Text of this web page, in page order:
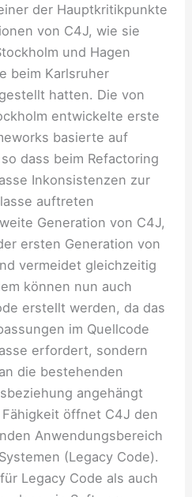
der Hauptkritikpunkte
von C4J, wie sie
und Hagen
beim Karlsruher
hatten. Die von
entwickelte erste
basierte auf
dass beim Refactoring
Inkonsistenzen zur
auftreten
Generation von C4J,
ersten Generation von
vermeidet gleichzeitig
können nun auch
erstellt werden, da das
im Quellcode
erfordert, sondern
die bestehenden
angehängt
öffnet C4J den
Anwendungsbereich
(Legacy Code).
Legacy Code als auch